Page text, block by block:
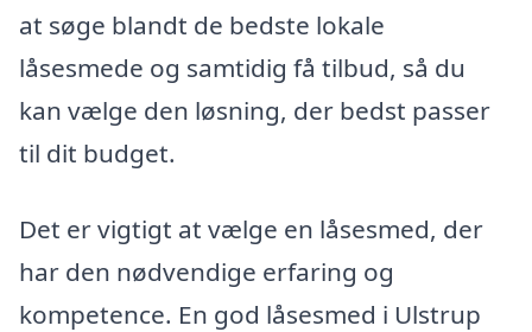
at søge blandt de bedste lokale
låsesmede og samtidig få tilbud, så du
kan vælge den løsning, der bedst passer
til dit budget.
Det er vigtigt at vælge en låsesmed, der
har den nødvendige erfaring og
kompetence. En god låsesmed i Ulstrup